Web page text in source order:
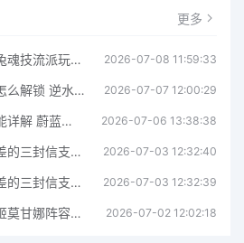
更多
斗罗大陆传承柔骨魅兔魂技流派玩法指南 斗罗大陆传承柔骨魅兔魂技流派玩法攻略 2026-07-08 11:59:33
逆水寒手游千蛊迷阵怎么解锁 逆水寒手游千蛊迷阵解锁指南 2026-07-07 12:00:29
蔚蓝档案朱莉打工技能详解 蔚蓝档案朱莉打工技能介绍 2026-07-06 13:38:38
符文世界龙之荒野邮差的三封信支线任务完成指南 符文世界龙之荒野邮差的三封信支线任务攻略 2026-07-03 12:32:40
符文世界龙之荒野邮差的三封信支线任务完成指南 符文世界龙之荒野邮差的三封信支线任务攻略 2026-07-03 12:32:39
金铲铲之战牧羊人妖姬莫甘娜阵容玩法指南金铲铲之战牧羊人妖姬莫甘娜阵容玩法 2026-07-02 12:02:18